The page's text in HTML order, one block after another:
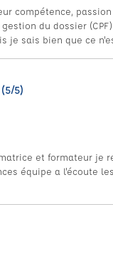
compétence,
du dossier
je sais bien que ce
(5/5)
et formateur je
équipe a l'écoute